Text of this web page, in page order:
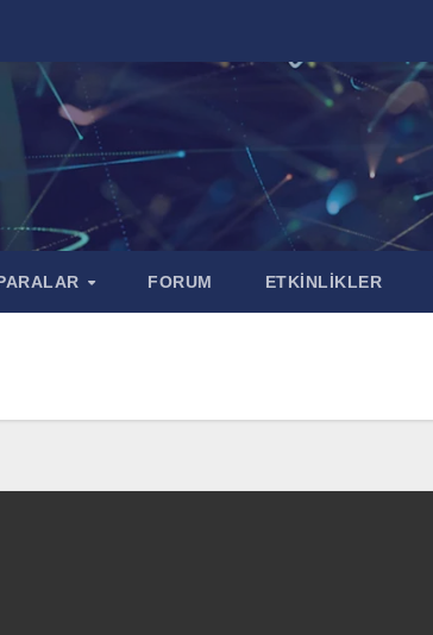
FORUM ETKİNLİKLER